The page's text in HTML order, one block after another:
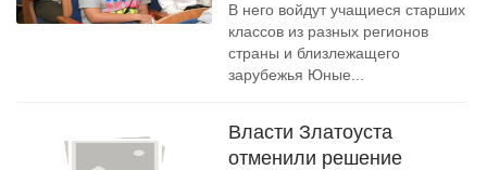
В него войдут учащиеся старших
классов из разных регионов
страны и близлежащего
зарубежья Юные...
Власти Златоуста
отменили решение